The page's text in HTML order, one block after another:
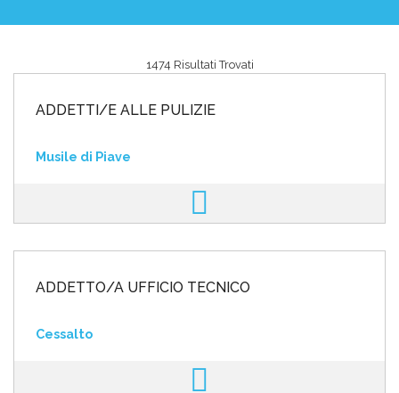
INVIA CV
1474 Risultati Trovati
ADDETTI/E ALLE PULIZIE
Musile di Piave
ADDETTO/A UFFICIO TECNICO
Cessalto